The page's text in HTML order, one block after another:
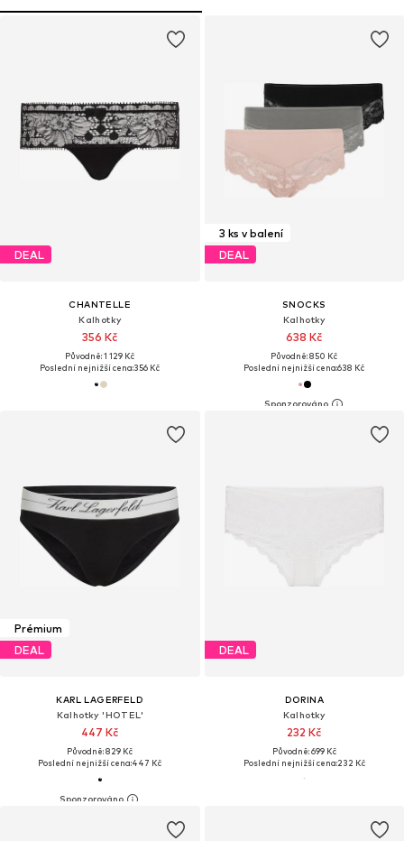
DEAL
CHANTELLE
Kalhotky
356 Kč
Původně: 1 129 Kč
Poslední nejnižší cena:356 Kč
3 ks v balení
DEAL
SNOCKS
Kalhotky
638 Kč
Původně: 850 Kč
Poslední nejnižší cena:638 Kč
Prémium
DEAL
KARL LAGERFELD
Kalhotky 'HOTEL'
447 Kč
Původně: 829 Kč
Poslední nejnižší cena:447 Kč
DEAL
DORINA
Kalhotky
232 Kč
Původně: 699 Kč
Poslední nejnižší cena:232 Kč